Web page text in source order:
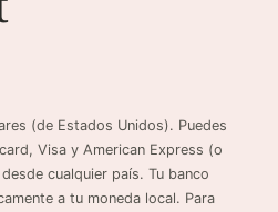
(de Estados Unidos). Puedes
Visa y American Express (o
cualquier país. Tu banco
a tu moneda local. Para